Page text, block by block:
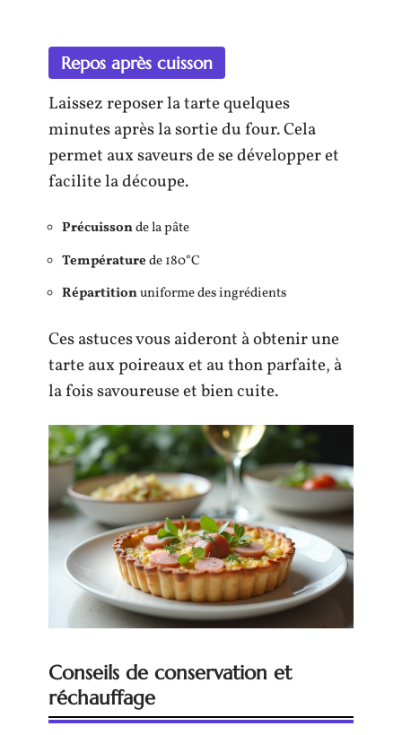
Repos après cuisson
Laissez reposer la tarte quelques
minutes après la sortie du four. Cela
permet aux saveurs de se développer et
facilite la découpe.
Précuissonde la pâte
Températurede 180°C
Répartitionuniforme des ingrédients
Ces astuces vous aideront à obtenir une
tarte aux poireaux et au thon parfaite, à
la fois savoureuse et bien cuite.
Conseils de conservation et
réchauffage